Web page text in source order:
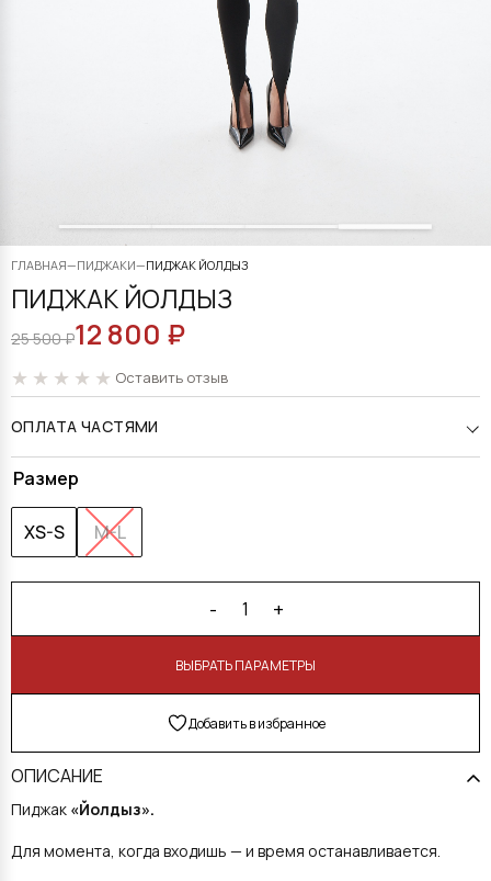
ГЛАВНАЯ—ПИДЖАКИ—ПИДЖАК ЙОЛДЫЗ
ПИДЖАК ЙОЛДЫЗ
25 500₽
ПЕРВОНАЧАЛЬНАЯ
ЦЕНА
СОСТАВЛЯЛА
25
500 ₽.
12 800 ₽
ТЕКУЩАЯ
ЦЕНА:
12
800 ₽.
Оставить отзыв
ОПЛАТА ЧАСТЯМИ
Размер
XS-S M-L
- 1 +
В КОРЗИНУ
Добавить в избранное
Alternative:
ОПИСАНИЕ
Пиджак «Йолдыз».
Для момента, когда входишь — и время останавливается.